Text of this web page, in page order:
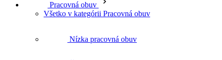
Pracovná obuv
Všetko v kategórii Pracovná obuv
Nízka pracovná obuv